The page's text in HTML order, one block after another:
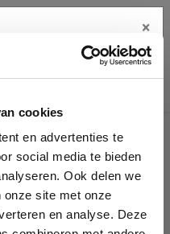
cookies
en advertenties te
social media te bieden
Ook delen we
onze site met onze
en analyse. Deze
×
cette erreur à votre